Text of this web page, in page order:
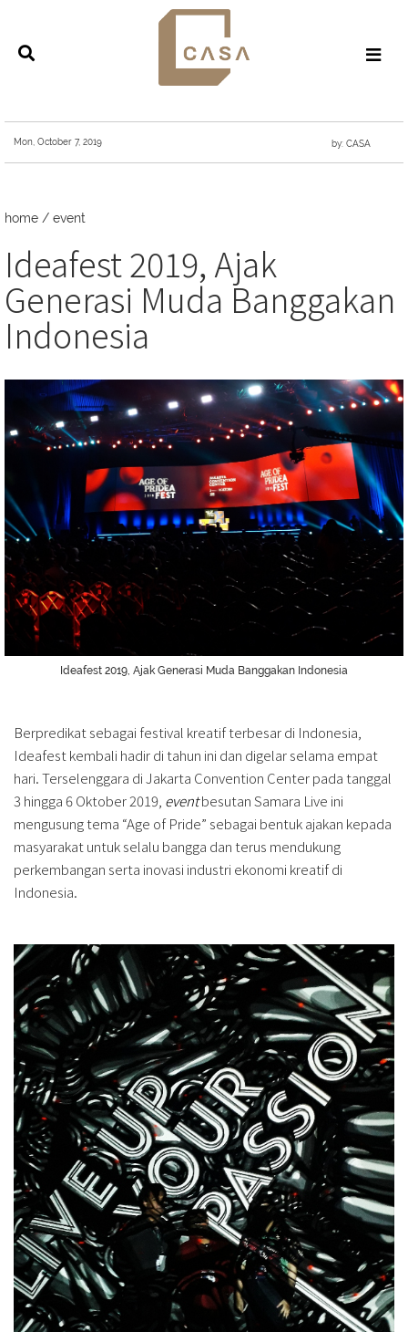
Mon, October 7, 2019 by: CASA
home / event
Ideafest 2019, Ajak
Generasi Muda Banggakan
Indonesia
Ideafest 2019, Ajak Generasi Muda Banggakan Indonesia
Berpredikat sebagai festival kreatif terbesar di Indonesia,
Ideafest kembali hadir di tahun ini dan digelar selama empat
hari. Terselenggara di Jakarta Convention Center pada tanggal
3 hingga 6 Oktober 2019, eventbesutan Samara Live ini
mengusung tema “Age of Pride” sebagai bentuk ajakan kepada
masyarakat untuk selalu bangga dan terus mendukung
perkembangan serta inovasi industri ekonomi kreatif di
Indonesia.